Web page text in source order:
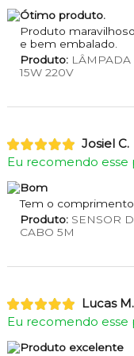
Ótimo produto.
Produto
e bem embalado.
Produto:LÂMPADA
15W 220V
Josiel C.
Eu recomendo esse
Bom
Tem o
Produto:SENSOR
CABO 5M
Lucas M.
Eu recomendo esse
Produto excelente